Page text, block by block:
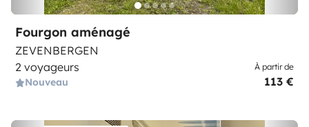
Fourgon aménagé
ZEVENBERGEN
2 voyageurs
Nouveau
À partir de
113 €